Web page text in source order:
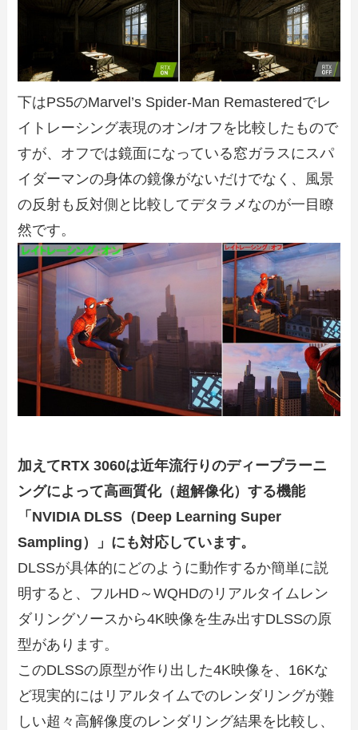
下はPS5のMarvel’s Spider-Man Remasteredでレ
イトレーシング表現のオン/オフを比較したもので
すが、オフでは鏡面になっている窓ガラスにスパ
イダーマンの身体の鏡像がないだけでなく、風景
の反射も反対側と比較してデタラメなのが一目瞭
然です。
加えてRTX 3060は近年流行りのディープラーニ
ングによって高画質化（超解像化）する機能
「NVIDIA DLSS（Deep Learning Super
Sampling）」にも対応しています。
DLSSが具体的にどのように動作するか簡単に説
明すると、フルHD～WQHDのリアルタイムレン
ダリングソースから4K映像を生み出すDLSSの原
型があります。
このDLSSの原型が作り出した4K映像を、16Kな
ど現実的にはリアルタイムでのレンダリングが難
しい超々高解像度のレンダリング結果を比較し、